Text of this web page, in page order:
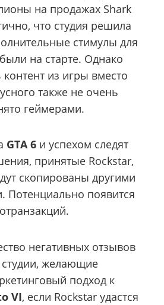
на продажах Shark
что студия решила
стимулы для
на старте. Однако
из игры вместо
также не очень
геймерами.
GTA 6 и успехом следят
принятые Rockstar,
скопированы другими
Потенциально появится
негативных отзывов
студии, желающие
подход к
VI, если Rockstar удастся